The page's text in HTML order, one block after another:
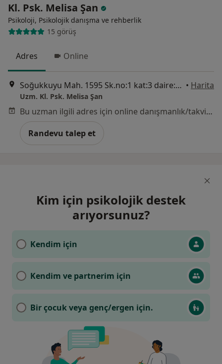
Kl. Psk. Melisa Şan
Psikoloji, Psikolojik danışma ve rehberlik
15 görüş
Adres Online
Soğukkuyu Mah. 1595 Sk.no:1 kat:3 daire:13, İzmir • Harita
Uzm. Kl. Psk. Melisa Şan
Bu uzman ilgili adres için online danışmanlık/takvim sunmuyor.
Randevu talep et
Kim için psikolojik destek
arıyorsunuz?
Kendim için
Kendim ve partnerim için
Bir çocuk veya genç/ergen için.